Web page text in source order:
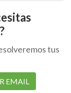
tus
EMAIL